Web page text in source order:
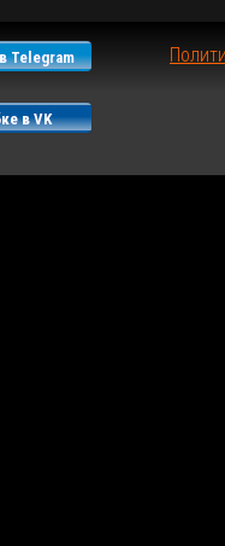
Telegram
в VK